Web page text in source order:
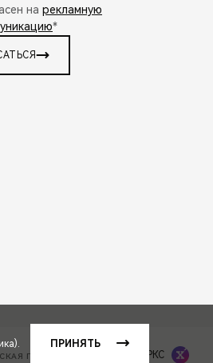
на рекламную
*
ПОДДЕРЖКА Сделано в ПЕРКС
ПРИНЯТЬ